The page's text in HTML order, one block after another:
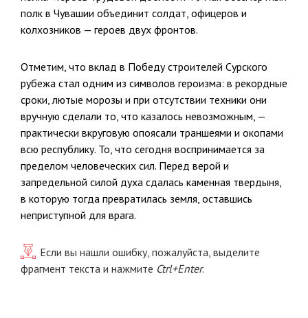
полк в Чувашии объединит солдат, офицеров и
колхозников — героев двух фронтов.
Отметим, что вклад в Победу строителей Сурского
рубежа стал одним из символов героизма: в рекордные
сроки, лютые морозы и при отсутствии техники они
вручную сделали то, что казалось невозможным, —
практически вкруговую опоясали траншеями и окопами
всю республику. То, что сегодня воспринимается за
пределом человеческих сил. Перед верой и
запредельной силой духа сдалась каменная твердыня,
в которую тогда превратилась земля, оставшись
неприступной для врага.
Если вы нашли ошибку, пожалуйста, выделите
фрагмент текста и нажмите Ctrl+Enter.